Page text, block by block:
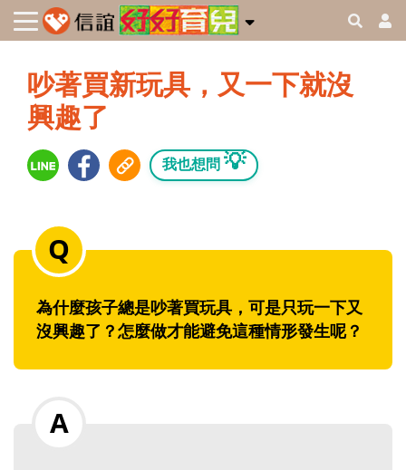
吵著買新玩具，又一下就沒
興趣了
我也想問 💡
為什麼孩子總是吵著買玩具，可是只玩一下又
沒興趣了？怎麼做才能避免這種情形發生呢？